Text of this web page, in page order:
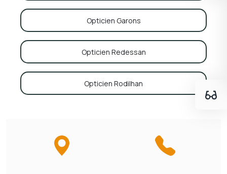
Opticien Garons
Opticien Redessan
Opticien Rodilhan